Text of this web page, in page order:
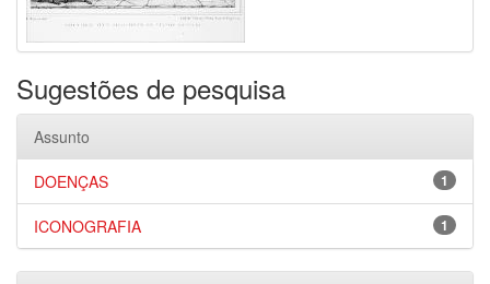
Sugestões de pesquisa
Assunto
1
DOENÇAS
1
ICONOGRAFIA